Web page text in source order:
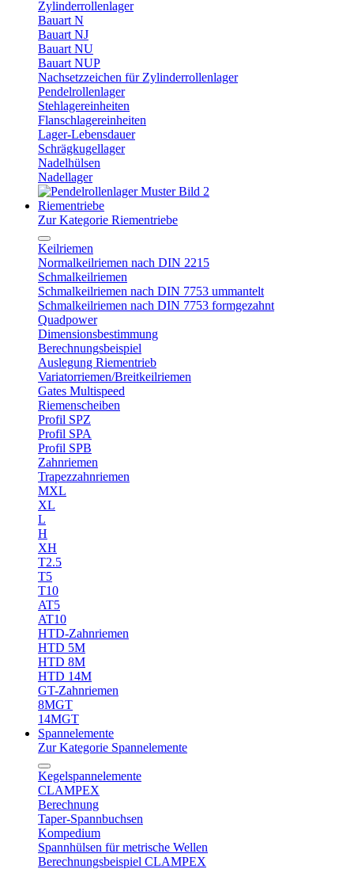
Zylinderrollenlager
Bauart N
Bauart NJ
Bauart NU
Bauart NUP
Nachsetzzeichen für Zylinderrollenlager
Pendelrollenlager
Stehlagereinheiten
Flanschlagereinheiten
Lager-Lebensdauer
Schrägkugellager
Nadelhülsen
Nadellager
Riementriebe
Zur Kategorie Riementriebe
Keilriemen
Normalkeilriemen nach DIN 2215
Schmalkeilriemen
Schmalkeilriemen nach DIN 7753 ummantelt
Schmalkeilriemen nach DIN 7753 formgezahnt
Quadpower
Dimensionsbestimmung
Berechnungsbeispiel
Auslegung Riementrieb
Variatorriemen/Breitkeilriemen
Gates Multispeed
Riemenscheiben
Profil SPZ
Profil SPA
Profil SPB
Zahnriemen
Trapezzahnriemen
MXL
XL
L
H
XH
T2.5
T5
T10
AT5
AT10
HTD-Zahnriemen
HTD 5M
HTD 8M
HTD 14M
GT-Zahnriemen
8MGT
14MGT
Spannelemente
Zur Kategorie Spannelemente
Kegelspannelemente
CLAMPEX
Berechnung
Taper-Spannbuchsen
Kompedium
Spannhülsen für metrische Wellen
Berechnungsbeispiel CLAMPEX